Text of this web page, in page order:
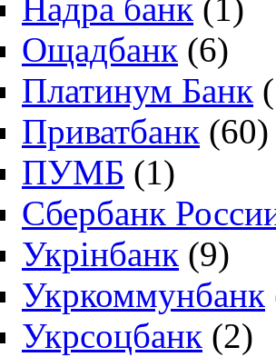
Надра банк (1)
Ощадбанк (6)
Платинум Банк
Приватбанк (60)
ПУМБ (1)
Сбербанк
Укрінбанк (9)
Укркоммунбанк
Укрсоцбанк (2)